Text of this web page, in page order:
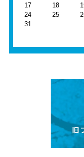
17
18
24
25
31